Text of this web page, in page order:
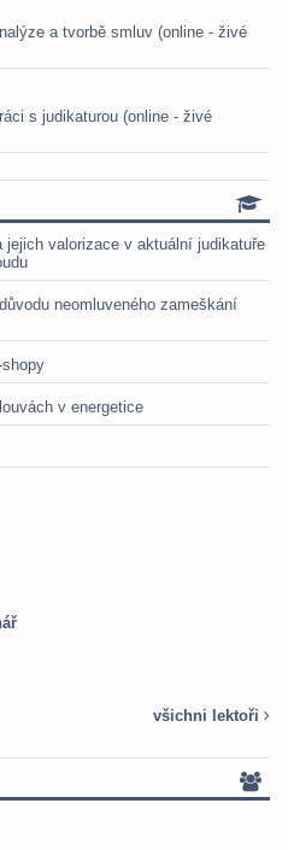
a tvorbě smluv (online - živé
s judikaturou (online - živé
valorizace v aktuální judikatuře
neomluveného zameškání
shopy
v energetice
všichni lektoři